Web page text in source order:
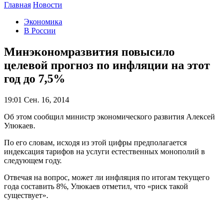
Главная Новости
Экономика
В России
Минэкономразвития повысило
целевой прогноз по инфляции на этот
год до 7,5%
19:01 Сен. 16, 2014
Об этом сообщил министр экономического развития Алексей
Улюкаев.
По его словам, исходя из этой цифры предполагается
индексация тарифов на услуги естественных монополий в
следующем году.
Отвечая на вопрос, может ли инфляция по итогам текущего
года составить 8%, Улюкаев отметил, что «риск такой
существует».